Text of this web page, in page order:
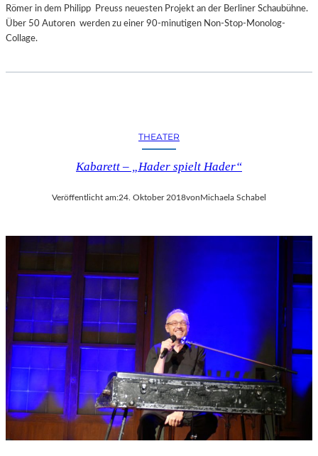
Römer in dem Philipp Preuss neuesten Projekt an der Berliner Schaubühne.
Über 50 Autoren werden zu einer 90-minutigen Non-Stop-Monolog-
Collage.
THEATER
Kabarett – „Hader spielt Hader“
Veröffentlicht am:24. Oktober 2018von Michaela Schabel